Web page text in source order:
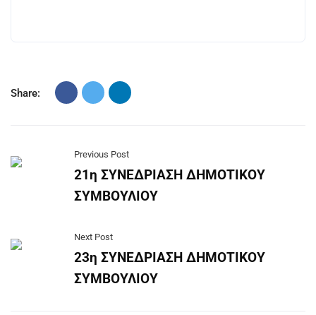
Share:
Previous Post
21η ΣΥΝΕΔΡΙΑΣΗ ΔΗΜΟΤΙΚΟΥ
ΣΥΜΒΟΥΛΙΟΥ
Next Post
23η ΣΥΝΕΔΡΙΑΣΗ ΔΗΜΟΤΙΚΟΥ
ΣΥΜΒΟΥΛΙΟΥ